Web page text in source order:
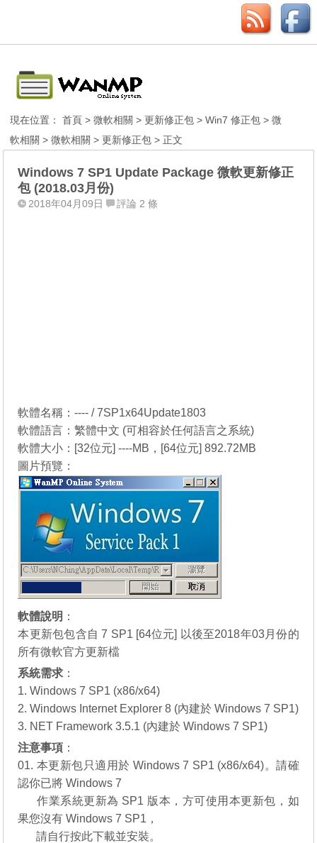
現在位置：首頁 >微軟相關 >更新修正包 >Win7 修正包 >微
軟相關 >微軟相關 >更新修正包 > 正文
Windows 7 SP1 Update Package 微軟更新修正
包 (2018.03月份)
2018年04月09日 評論 2 條
軟體名稱：---- / 7SP1x64Update1803
軟體語言：繁體中文 (可相容於任何語言之系統)
軟體大小：[32位元] ----MB，[64位元] 892.72MB
圖片預覽：
軟體說明 ：
本更新包包含自 7 SP1 [64位元] 以後至2018年03月份的
所有微軟官方更新檔
系統需求 ：
1. Windows 7 SP1 (x86/x64)
2. Windows Internet Explorer 8 (內建於 Windows 7 SP1)
3. NET Framework 3.5.1 (內建於 Windows 7 SP1)
注意事項 ：
01. 本更新包只適用於 Windows 7 SP1 (x86/x64)。請確
認你已將 Windows 7
作業系統更新為 SP1 版本，方可使用本更新包，如
果您沒有Windows 7 SP1 ，
請自行按此下載並安裝。